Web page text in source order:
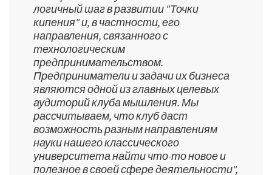
логичный шаг в развитии "Точки
кипения" и, в частности, его
направления, связанного с
технологическим
предпринимательством.
Предприниматели и задачи их бизнеса
являются одной из главных целевых
аудиторий клуба мышления. Мы
рассчитываем, что клуб даст
возможность разным направлениям
науки нашего классического
университета найти что-то новое и
полезное в своей сфере деятельности",